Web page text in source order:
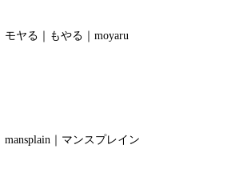
モヤる｜もやる｜moyaru
mansplain｜マンスプレイン